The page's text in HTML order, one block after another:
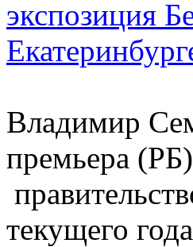
экспозиция
Владимир
премьера
текущего